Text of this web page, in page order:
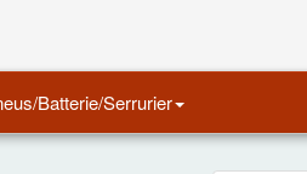
Batterie/Serrurier